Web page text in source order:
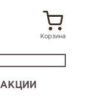
Корзина
АКЦИИ